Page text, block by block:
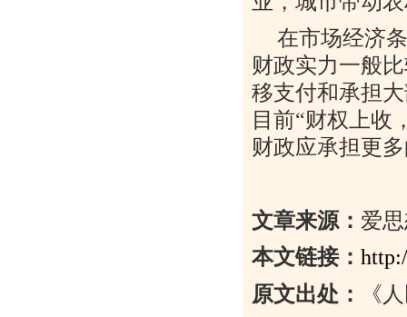
在市场经济
财政实力一般
移支付和承担
目前“财权上收
财政应承担更
文章来源： 爱
本文链接：
原文出处：
《